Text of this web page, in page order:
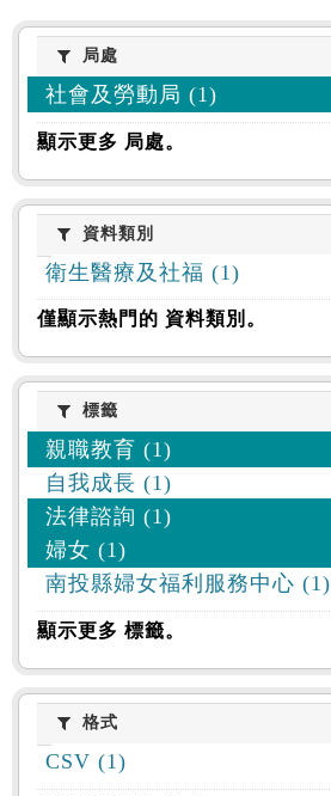
:::
局處局處
社會及勞動局 (1)
顯示更多 局處。
資料類別
資料類別
衛生醫療及社福 (1)
僅顯示熱門的 資料類別。
標籤標籤
親職教育 (1)
自我成長 (1)
法律諮詢 (1)
婦女 (1)
南投縣婦女福利服務中心 (1)
顯示更多 標籤。
格式格式
CSV (1)